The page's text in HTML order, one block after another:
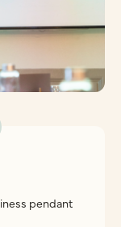
pendant